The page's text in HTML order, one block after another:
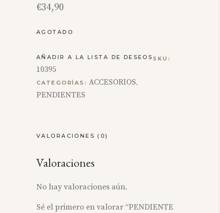
€34,90
AGOTADO
AÑADIR A LA LISTA DE DESEOS SKU:
10395
CATEGORÍAS:ACCESORIOS,
PENDIENTES
VALORACIONES (0)
Valoraciones
No hay valoraciones aún.
Sé el primero en valorar “PENDIENTE